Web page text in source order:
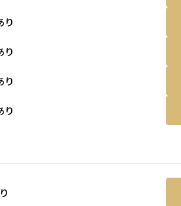
干異なる場合があります。
り
り
り
り